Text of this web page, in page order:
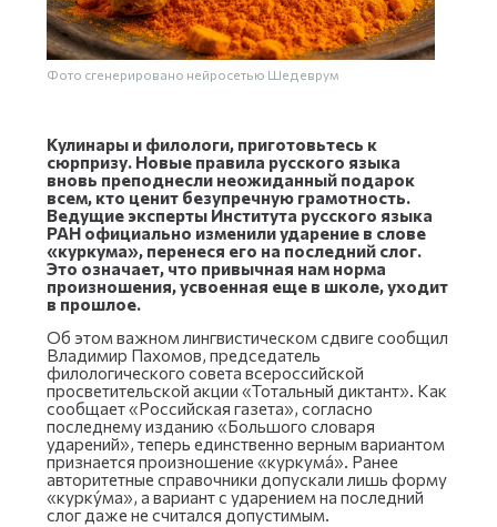
Фото сгенерировано нейросетью Шедеврум
Кулинары и филологи, приготовьтесь к
сюрпризу. Новые правила русского языка
вновь преподнесли неожиданный подарок
всем, кто ценит безупречную грамотность.
Ведущие эксперты Института русского языка
РАН официально изменили ударение в слове
«куркума», перенеся его на последний слог.
Это означает, что привычная нам норма
произношения, усвоенная еще в школе, уходит
в прошлое.
Об этом важном лингвистическом сдвиге сообщил
Владимир Пахомов, председатель
филологического совета всероссийской
просветительской акции «Тотальный диктант». Как
сообщает «Российская газета», согласно
последнему изданию «Большого словаря
ударений», теперь единственно верным вариантом
признается произношение «куркума́». Ранее
авторитетные справочники допускали лишь форму
«курку́ма», а вариант с ударением на последний
слог даже не считался допустимым.